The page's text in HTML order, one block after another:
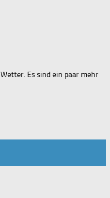
Es sind ein paar mehr